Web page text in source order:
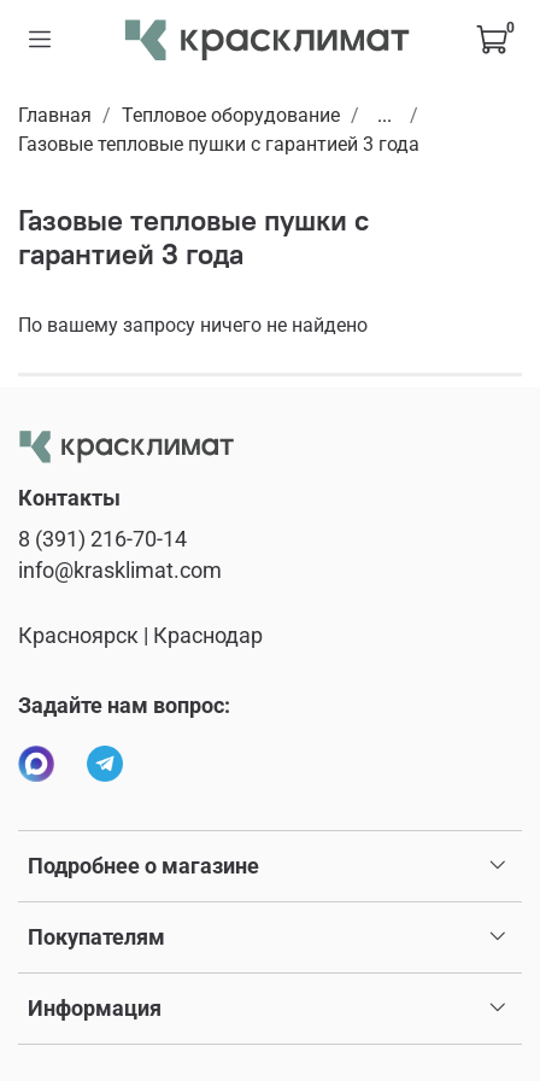
0
Главная Тепловое оборудование
...
Газовые тепловые пушки с гарантией 3 года
Газовые тепловые пушки с
гарантией 3 года
По вашему запросу ничего не найдено
Подробнее о магазине
Покупателям
Информация
Контакты
8 (391) 216-70-14
info@krasklimat.com
Красноярск | Краснодар
Задайте нам вопрос: